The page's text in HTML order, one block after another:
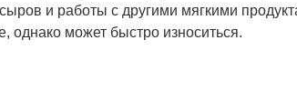
и работы с другими мягкими
однако может быстро износиться.